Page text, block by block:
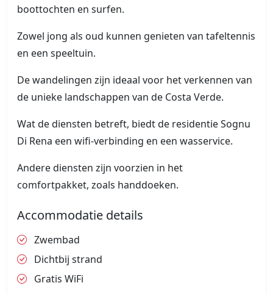
boottochten en surfen.
Zowel jong als oud kunnen genieten van tafeltennis
en een speeltuin.
De wandelingen zijn ideaal voor het verkennen van
de unieke landschappen van de Costa Verde.
Wat de diensten betreft, biedt de residentie Sognu
Di Rena een wifi-verbinding en een wasservice.
Andere diensten zijn voorzien in het
comfortpakket, zoals handdoeken.
Accommodatie details
Zwembad
Dichtbij strand
Gratis WiFi